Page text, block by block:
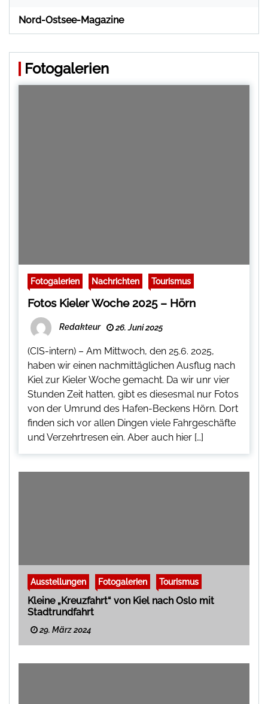
Nord-Ostsee-Magazine
Fotogalerien
Fotogalerien Nachrichten Tourismus
Fotos Kieler Woche 2025 – Hörn
Redakteur 26. Juni 2025
(CIS-intern) – Am Mittwoch, den 25.6. 2025,
haben wir einen nachmittäglichen Ausflug nach
Kiel zur Kieler Woche gemacht. Da wir unr vier
Stunden Zeit hatten, gibt es diesesmal nur Fotos
von der Umrund des Hafen-Beckens Hörn. Dort
finden sich vor allen Dingen viele Fahrgeschäfte
und Verzehrtresen ein. Aber auch hier […]
Ausstellungen Fotogalerien Tourismus
Kleine „Kreuzfahrt“ von Kiel nach Oslo mit
Stadtrundfahrt
29. März 2024